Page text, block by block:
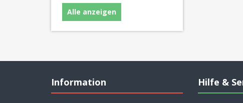
Alle anzeigen
Information Hilfe &